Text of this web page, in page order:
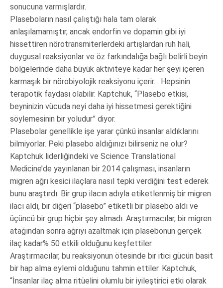
sonucuna varmışlardır.
Plaseboların nasıl çalıştığı hala tam olarak
anlaşılamamıştır, ancak endorfin ve dopamin gibi iyi
hissettiren nörotransmiterlerdeki artışlardan ruh hali,
duygusal reaksiyonlar ve öz farkındalığa bağlı belirli beyin
bölgelerinde daha büyük aktiviteye kadar her şeyi içeren
karmaşık bir nörobiyolojik reaksiyonu içerir. . Hepsinin
terapötik faydası olabilir. Kaptchuk, “Plasebo etkisi,
beyninizin vücuda neyi daha iyi hissetmesi gerektiğini
söylemesinin bir yoludur” diyor.
Plasebolar genellikle işe yarar çünkü insanlar aldıklarını
bilmiyorlar. Peki plasebo aldığınızı bilirseniz ne olur?
Kaptchuk liderliğindeki ve Science Translational
Medicine’de yayınlanan bir 2014 çalışması, insanların
migren ağrı kesici ilaçlara nasıl tepki verdiğini test ederek
bunu araştırdı. Bir grup ilacın adıyla etiketlenmiş bir migren
ilacı aldı, bir diğeri “plasebo” etiketli bir plasebo aldı ve
üçüncü bir grup hiçbir şey almadı. Araştırmacılar, bir migren
atağından sonra ağrıyı azaltmak için plasebonun gerçek
ilaç kadar% 50 etkili olduğunu keşfettiler.
Araştırmacılar, bu reaksiyonun ötesinde bir itici gücün basit
bir hap alma eylemi olduğunu tahmin ettiler. Kaptchuk,
“İnsanlar ilaç alma ritüelini olumlu bir iyileştirici etki olarak